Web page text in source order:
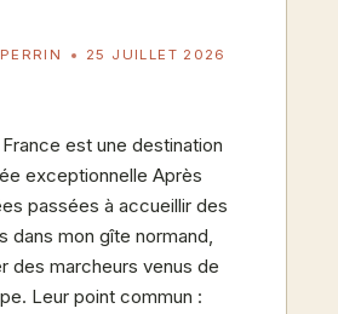
25 JUILLET 2026
est une destination
exceptionnelle Après
passées à accueillir des
dans mon gîte normand,
des marcheurs venus de
Leur point commun :